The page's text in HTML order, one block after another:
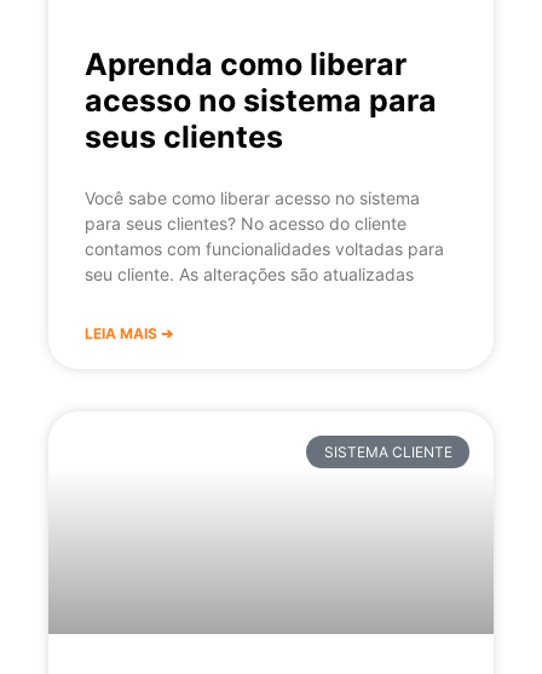
Aprenda como liberar
acesso no sistema para
seus clientes
Você sabe como liberar acesso no sistema
para seus clientes? No acesso do cliente
contamos com funcionalidades voltadas para
seu cliente. As alterações são atualizadas
LEIA MAIS ➔
SISTEMA CLIENTE